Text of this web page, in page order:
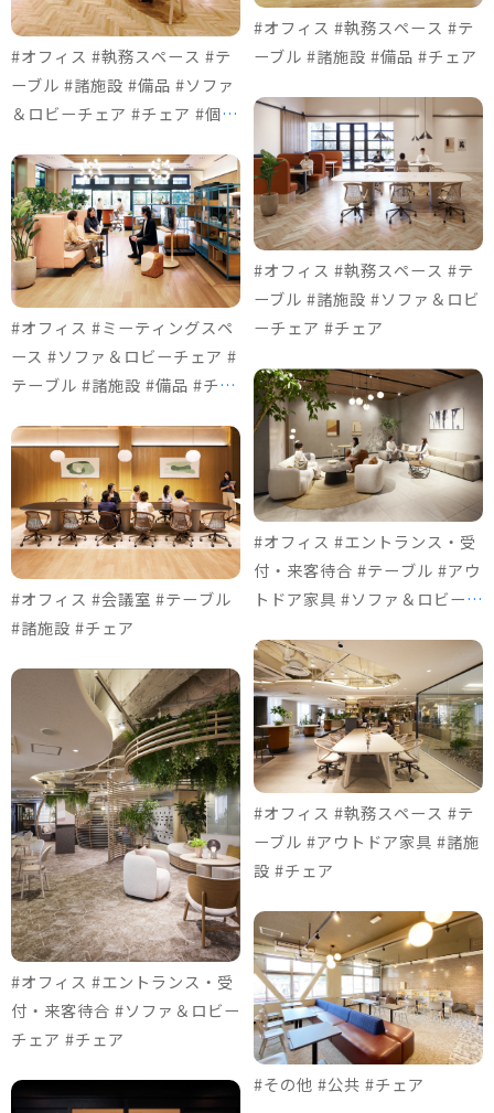
#オフィス #執務スペース #テ
ーブル #諸施設 #備品 #ソファ
＆ロビーチェア #チェア #個室
#オフィス #ミーティングスペ
ース #ソファ＆ロビーチェア #
テーブル #諸施設 #備品 #チェ
#オフィス #会議室 #テーブル
#諸施設 #チェア
#オフィス #エントランス・受
付・来客待合 #ソファ＆ロビー
チェア #チェア
#オフィス #執務スペース #テ
ーブル #諸施設 #備品 #チェア
#オフィス #執務スペース #テ
ーブル #諸施設 #ソファ＆ロビ
ーチェア #チェア
#オフィス #エントランス・受
付・来客待合 #テーブル #アウ
トドア家具 #ソファ＆ロビーチ
#オフィス #執務スペース #テ
ーブル #アウトドア家具 #諸施
設 #チェア
#その他 #公共 #チェア